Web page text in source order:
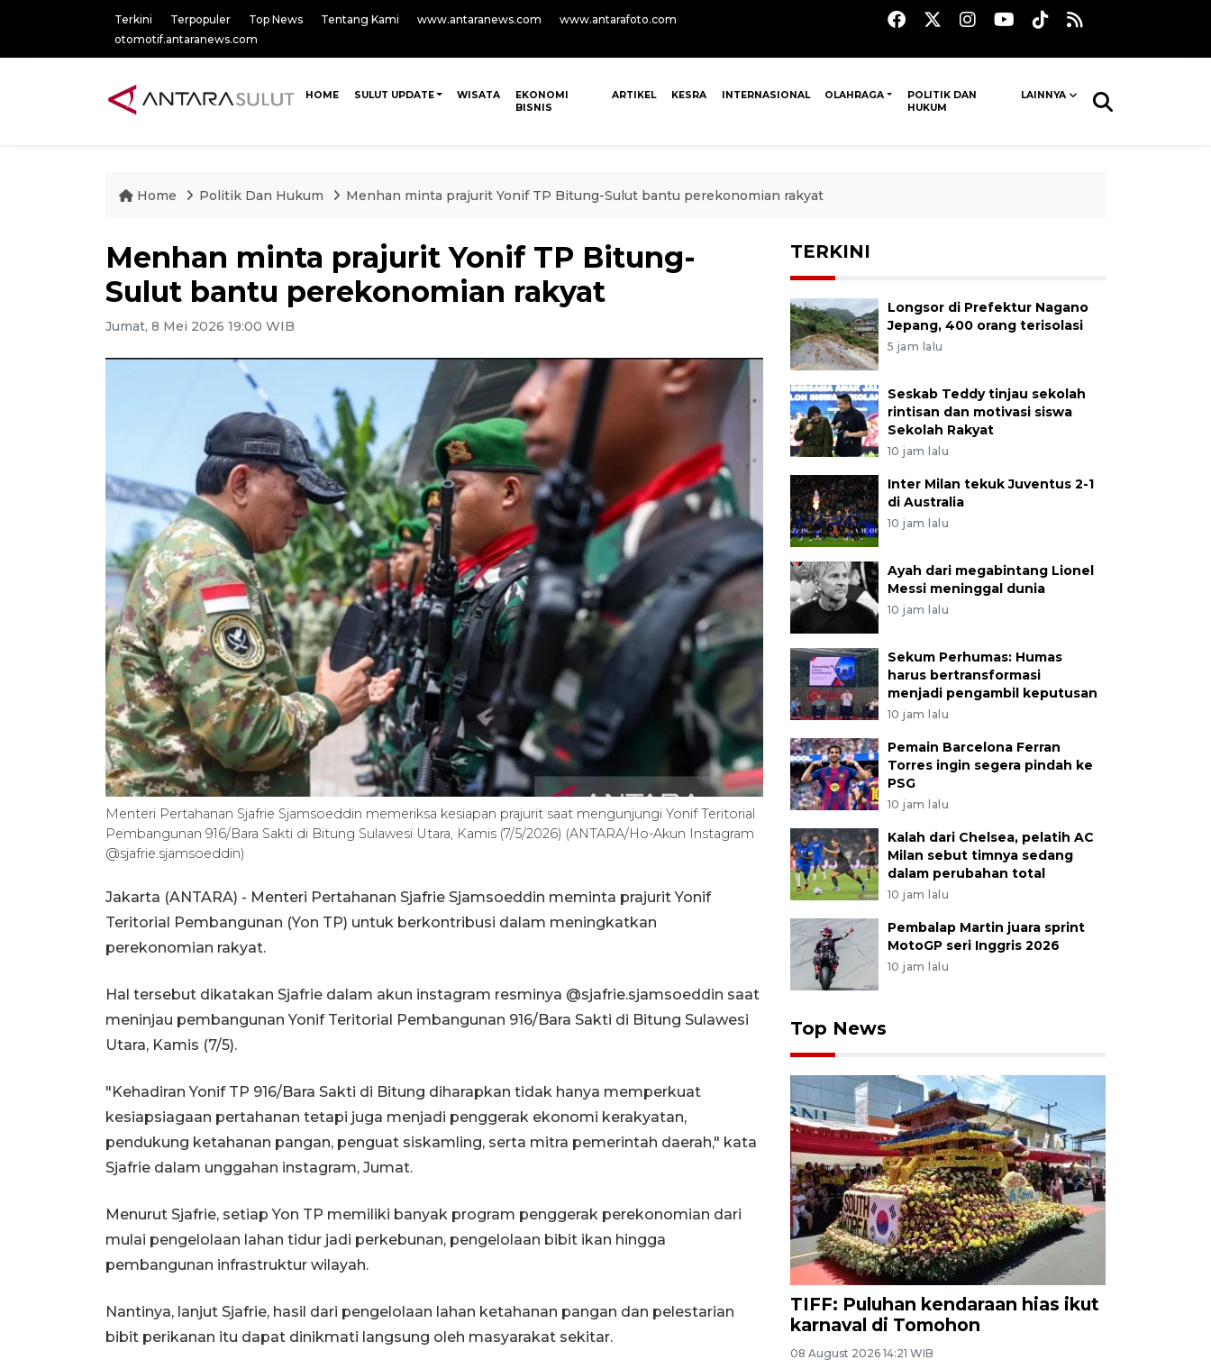
Terkini Terpopuler Top News Tentang Kami www.antaranews.com
www.antarafoto.com
otomotif.antaranews.com
HOME SULUT UPDATE WISATA
EKONOMI
BISNIS
ARTIKEL KESRA INTERNASIONAL OLAHRAGA
POLITIK DAN
HUKUM
LAINNYA
Home Politik Dan Hukum Menhan minta prajurit Yonif TP Bitung-Sulut bantu perekonomian rakyat
Menhan minta prajurit Yonif TP Bitung-
Sulut bantu perekonomian rakyat
Jumat, 8 Mei 2026 19:00 WIB
Menteri Pertahanan Sjafrie Sjamsoeddin memeriksa kesiapan prajurit saat mengunjungi Yonif Teritorial
Pembangunan 916/Bara Sakti di Bitung Sulawesi Utara, Kamis (7/5/2026) (ANTARA/Ho-Akun Instagram
@sjafrie.sjamsoeddin)
Jakarta (ANTARA) - Menteri Pertahanan Sjafrie Sjamsoeddin meminta prajurit Yonif
Teritorial Pembangunan (Yon TP) untuk berkontribusi dalam meningkatkan
perekonomian rakyat.
Hal tersebut dikatakan Sjafrie dalam akun instagram resminya @sjafrie.sjamsoeddin saat
meninjau pembangunan Yonif Teritorial Pembangunan 916/Bara Sakti di Bitung Sulawesi
Utara, Kamis (7/5).
"Kehadiran Yonif TP 916/Bara Sakti di Bitung diharapkan tidak hanya memperkuat
kesiapsiagaan pertahanan tetapi juga menjadi penggerak ekonomi kerakyatan,
pendukung ketahanan pangan, penguat siskamling, serta mitra pemerintah daerah," kata
Sjafrie dalam unggahan instagram, Jumat.
Menurut Sjafrie, setiap Yon TP memiliki banyak program penggerak perekonomian dari
mulai pengelolaan lahan tidur jadi perkebunan, pengelolaan bibit ikan hingga
pembangunan infrastruktur wilayah.
Nantinya, lanjut Sjafrie, hasil dari pengelolaan lahan ketahanan pangan dan pelestarian
bibit perikanan itu dapat dinikmati langsung oleh masyarakat sekitar.
TERKINI
Longsor di Prefektur Nagano
Jepang, 400 orang terisolasi
5 jam lalu
Seskab Teddy tinjau sekolah
rintisan dan motivasi siswa
Sekolah Rakyat
10 jam lalu
Inter Milan tekuk Juventus 2-1
di Australia
10 jam lalu
Ayah dari megabintang Lionel
Messi meninggal dunia
10 jam lalu
Sekum Perhumas: Humas
harus bertransformasi
menjadi pengambil keputusan
10 jam lalu
Pemain Barcelona Ferran
Torres ingin segera pindah ke
PSG
10 jam lalu
Kalah dari Chelsea, pelatih AC
Milan sebut timnya sedang
dalam perubahan total
10 jam lalu
Pembalap Martin juara sprint
MotoGP seri Inggris 2026
10 jam lalu
Top News
TIFF: Puluhan kendaraan hias ikut
karnaval di Tomohon
08 August 2026 14:21 WIB